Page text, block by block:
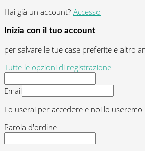
Hai già un account? Accesso
Inizia con il tuo account
per salvare le tue case preferite e altro
Tutte le opzioni di registrazione
Email
Lo userai per accedere e noi lo
Parola d'ordine